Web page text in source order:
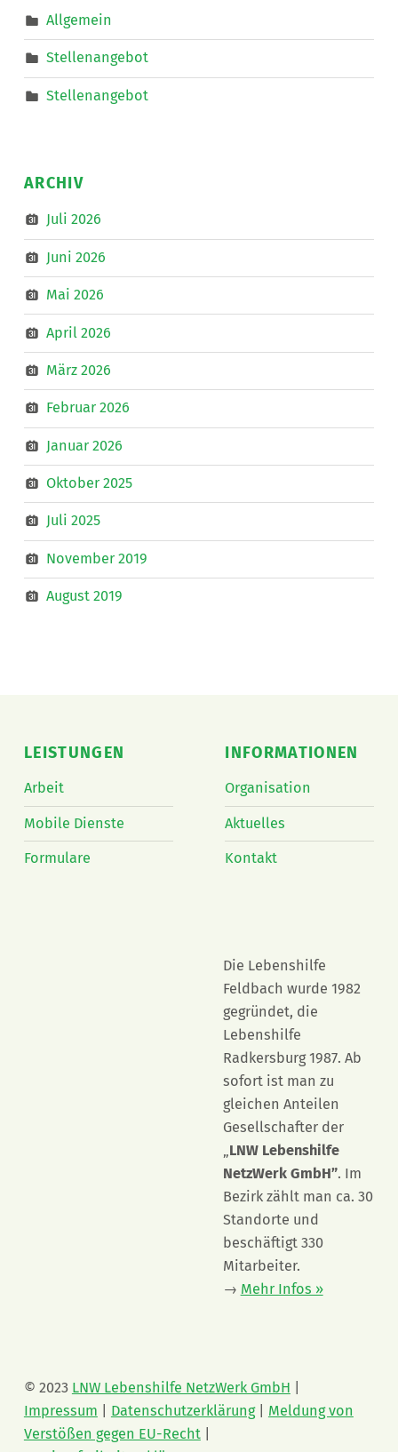
Allgemein
Stellenangebot
Stellenangebot
ARCHIV
Juli 2026
Juni 2026
Mai 2026
April 2026
März 2026
Februar 2026
Januar 2026
Oktober 2025
Juli 2025
November 2019
August 2019
LEISTUNGEN
Arbeit
Mobile Dienste
Formulare
INFORMATIONEN
Organisation
Aktuelles
Kontakt
Die Lebenshilfe
Feldbach wurde 1982
gegründet, die
Lebenshilfe
Radkersburg 1987. Ab
sofort ist man zu
gleichen Anteilen
Gesellschafter der
„LNW Lebenshilfe
NetzWerk GmbH”. Im
Bezirk zählt man ca. 30
Standorte und
beschäftigt 330
Mitarbeiter.
→ Mehr Infos »
© 2023 LNW Lebenshilfe NetzWerk GmbH
Impressum
Datenschutzerklärung
Meldung von
Verstößen gegen EU-Recht|